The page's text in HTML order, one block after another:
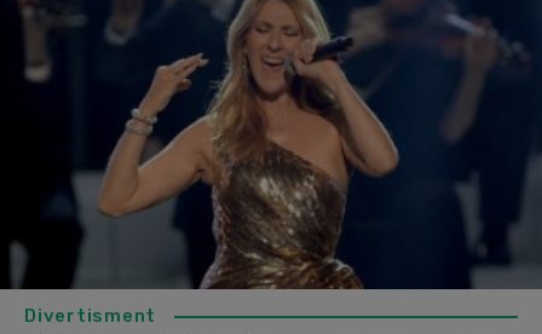
Divertisment